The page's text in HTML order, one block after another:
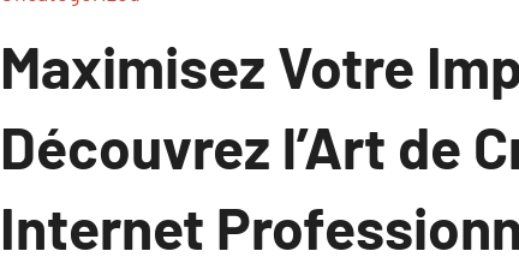
Maximisez Votre
Découvrez l’Art de
Internet